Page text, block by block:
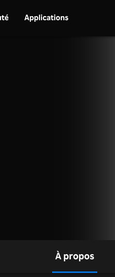
Applications
À propos